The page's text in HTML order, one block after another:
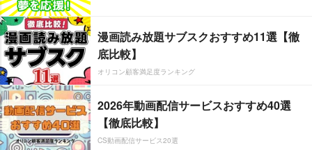
漫画読み放題サブスクおすすめ11選【徹
底比較】
オリコン顧客満足度ランキング
2026年動画配信サービスおすすめ40選
【徹底比較】
CS動画配信サービス20選